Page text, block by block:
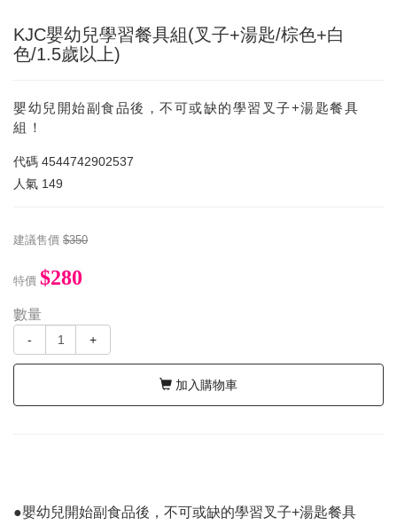
KJC嬰幼兒學習餐具組(叉子+湯匙/棕色+白
色/1.5歲以上)
嬰幼兒開始副食品後，不可或缺的學習叉子+湯匙餐具
組！
代碼 4544742902537
人氣 149
建議售價 $350
特價 $280
數量
- +
加入購物車
●嬰幼兒開始副食品後，不可或缺的學習叉子+湯匙餐具